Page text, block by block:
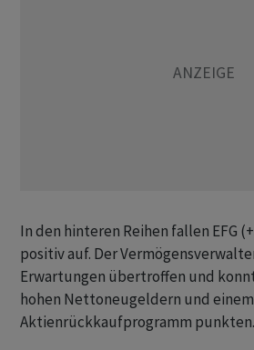
In den hinteren Reihen fallen EFG
positiv auf. Der
Erwartungen übertroffen und
hohen Nettoneugeldern und
Aktienrückkaufprogramm punkten.